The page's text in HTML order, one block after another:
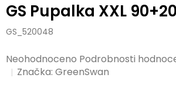
GS Pupalka XXL
GS_520048
Průměrné
hodnocení
Neohodnoceno Podrobnosti
Značka:GreenSwan